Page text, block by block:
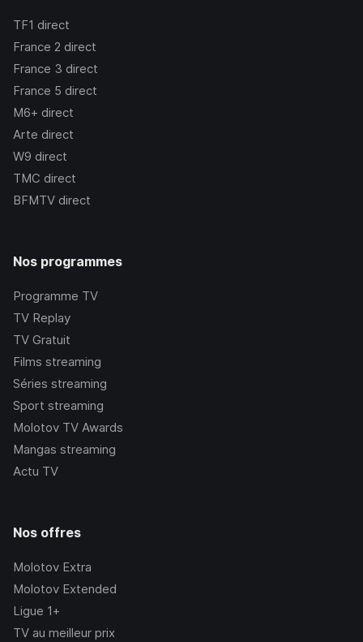
TF1 direct
France 2 direct
France 3 direct
France 5 direct
M6+ direct
Arte direct
W9 direct
TMC direct
BFMTV direct
Nos programmes
Programme TV
TV Replay
TV Gratuit
Films streaming
Séries streaming
Sport streaming
Molotov TV Awards
Mangas streaming
Actu TV
Nos offres
Molotov Extra
Molotov Extended
Ligue 1+
TV au meilleur prix